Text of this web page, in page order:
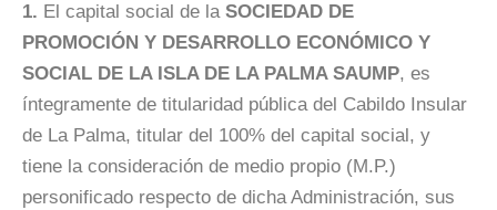
1. El capital social de la SOCIEDAD DE
PROMOCIÓN Y DESARROLLO ECONÓMICO Y
SOCIAL DE LA ISLA DE LA PALMA SAUMP, es
íntegramente de titularidad pública del Cabildo Insular
de La Palma, titular del 100% del capital social, y
tiene la consideración de medio propio (M.P.)
personificado respecto de dicha Administración, sus